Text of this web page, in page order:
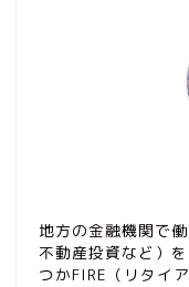
地方の金融機関で
不動産投資など）
つかFIRE（リタイ